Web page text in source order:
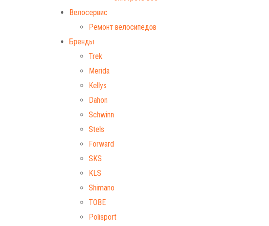
Велосервис
Ремонт велосипедов
Бренды
Trek
Merida
Kellys
Dahon
Schwinn
Stels
Forward
SKS
KLS
Shimano
TOBE
Polisport